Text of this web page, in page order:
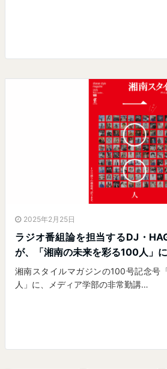
2025年2月25日
ラジオ番組論を担当するDJ・
が、「湘南の未来を彩る100人」に
湘南スタイルマガジンの100号記念号
人」に、メディア学部の非常勤講…